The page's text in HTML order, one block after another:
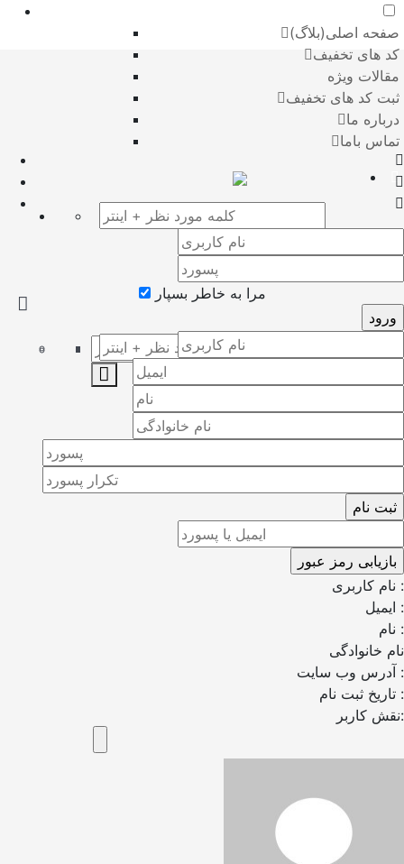
صفحه اصلی(بلاگ)
کد های تخفیف
مقالات ویژه
ثبت کد های تخفیف
درباره ما
تماس باما
مرا به خاطر بسپار
نام کاربری :
ایمیل :
نام :
نام خانوادگی
آدرس وب سایت :
تاریخ ثبت نام :
نقش کاربر: